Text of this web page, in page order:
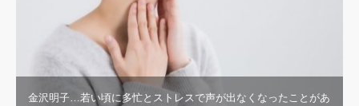
金沢明子…若い頃に多忙とストレスで声が出なくなったことがあ